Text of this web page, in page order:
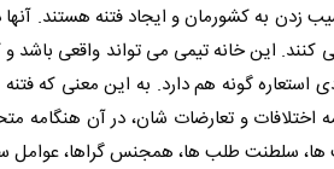
آی 6» انگلیس، در پی آسیب زدن به کشورمان و ایجاد
های خود را اجرا می کنند. این خانه تیمی می تواند
و تعارضات شان، در آن هنگامه
ها، سلطنت طلب ها، همجنس گراها،